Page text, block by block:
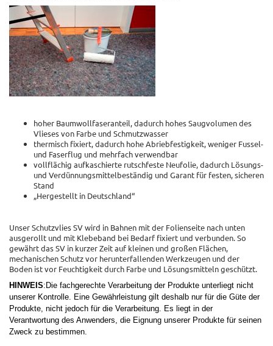
hoher Baumwollfaseranteil, dadurch hohes Saugvolumen des
Vlieses von Farbe und Schmutzwasser
thermisch fixiert, dadurch hohe Abriebfestigkeit, weniger Fussel-
und Faserflug und mehrfach verwendbar
vollflächig aufkaschierte rutschfeste Neufolie, dadurch Lösungs-
und Verdünnungsmittelbeständig und Garant für festen, sicheren
Stand
„Hergestellt in Deutschland“
Unser Schutzvlies SV wird in Bahnen mit der Folienseite nach unten
ausgerollt und mit Klebeband bei Bedarf fixiert und verbunden. So
gewährt das SV in kurzer Zeit auf kleinen und großen Flächen,
mechanischen Schutz vor herunterfallenden Werkzeugen und der
Boden ist vor Feuchtigkeit durch Farbe und Lösungsmitteln geschützt.
HINWEIS:Die fachgerechte Verarbeitung der Produkte unterliegt nicht
unserer Kontrolle. Eine Gewährleistung gilt deshalb nur für die Güte der
Produkte, nicht jedoch für die Verarbeitung. Es liegt in der
Verantwortung des Anwenders, die Eignung unserer Produkte für seinen
Zweck zu bestimmen.